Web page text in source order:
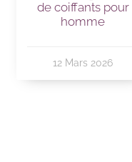
de coiffants pour
homme
12 Mars 2026